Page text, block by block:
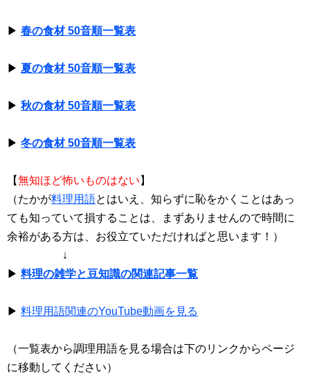
▶ 春の食材 50音順一覧表
▶ 夏の食材 50音順一覧表
▶ 秋の食材 50音順一覧表
▶ 冬の食材 50音順一覧表
【無知ほど怖いものはない 】
（たかが料理用語とはいえ、知らずに恥をかくことはあっ
ても知っていて損することは、まずありませんので時間に
余裕がある方は、お役立ていただければと思います！）
↓
▶ 料理の雑学と豆知識の関連記事一覧
▶ 料理用語関連のYouTube動画を見る
（一覧表から調理用語を見る場合は下のリンクからページ
に移動してください）